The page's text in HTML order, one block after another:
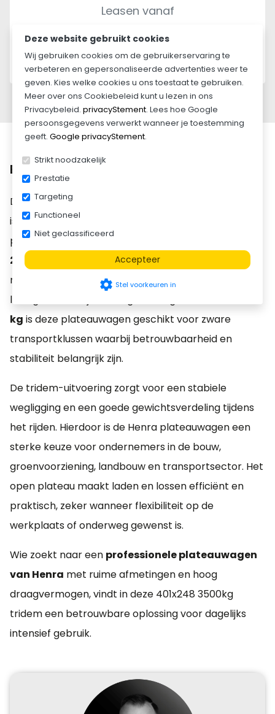
Leasen vanaf
Lease informatie »
Beschrijving
DeHenra plateauwagen 401x248 3500kg tridem
is een krachtige en veelzijdige aanhangwagen voor
professioneel transport. Met een plateau van
248 cm
biedt deze wagen veel laadruimte voor
machines, materialen en andere omvangrijke
ladingen. Dankzij het toegestane gewicht van
kg is deze plateauwagen geschikt voor zware
transportklussen waarbij betrouwbaarheid en
stabiliteit belangrijk zijn.
De tridem-uitvoering zorgt voor een stabiele
wegligging en een goede gewichtsverdeling tijdens
het rijden. Hierdoor is de Henra plateauwagen een
sterke keuze voor ondernemers in de bouw,
groenvoorziening, landbouw en transportsector. Het
open plateau maakt laden en lossen efficiënt en
praktisch, zeker wanneer flexibiliteit op de
werkplaats of onderweg gewenst is.
Wie zoekt naar een professionele plateauwagen
van Henra met ruime afmetingen en hoog
draagvermogen, vindt in deze 401x248 3500kg
tridem een betrouwbare oplossing voor dagelijks
intensief gebruik.
Deze website gebruikt cookies
Wij gebruiken cookies om de gebruikerservaring te
verbeteren en gepersonaliseerde advertenties weer te
geven. Kies welke cookies u ons toestaat te gebruiken.
Meer over ons Cookiebeleid kunt u lezen in ons
Privacybeleid. privacyStement. Lees hoe Google
persoonsgegevens verwerkt wanneer je toestemming
geeft. Google privacyStement.
Strikt noodzakelijk
Prestatie
Targeting
Functioneel
Niet geclassificeerd
Accepteer
settings Stel voorkeuren in